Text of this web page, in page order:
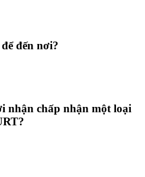
đến nơi?
nhận chấp nhận một loại